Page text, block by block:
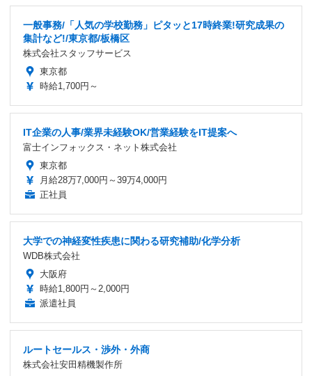
一般事務/「人気の学校勤務」ピタッと17時終業!研究成果の
集計など!/東京都/板橋区
株式会社スタッフサービス
東京都
時給1,700円～
IT企業の人事/業界未経験OK/営業経験をIT提案へ
富士インフォックス・ネット株式会社
東京都
月給28万7,000円～39万4,000円
正社員
大学での神経変性疾患に関わる研究補助/化学分析
WDB株式会社
大阪府
時給1,800円～2,000円
派遣社員
ルートセールス・渉外・外商
株式会社安田精機製作所